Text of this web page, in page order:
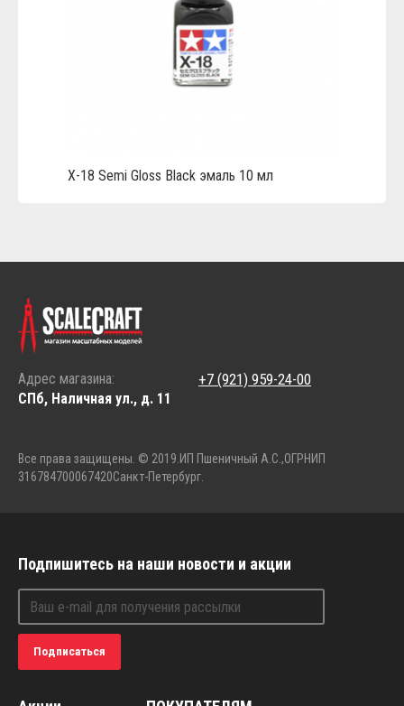
Х-18 Semi Gloss Black эмаль 10 мл
Адрес магазина:
СПб, Наличная ул., д. 11
+7 (921) 959-24-00
Все права защищены. © 2019. ИП Пшеничный А.С.,ОГРНИП
316784700067420Санкт-Петербург.
Подпишитесь на наши новости и акции
Подписаться